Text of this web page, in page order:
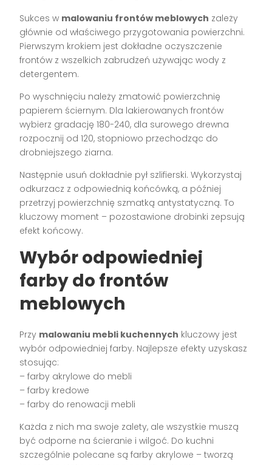
Sukces w malowaniu frontów meblowych zależy
głównie od właściwego przygotowania powierzchni.
Pierwszym krokiem jest dokładne oczyszczenie
frontów z wszelkich zabrudzeń używając wody z
detergentem.
Po wyschnięciu należy zmatowić powierzchnię
papierem ściernym. Dla lakierowanych frontów
wybierz gradację 180-240, dla surowego drewna
rozpocznij od 120, stopniowo przechodząc do
drobniejszego ziarna.
Następnie usuń dokładnie pył szlifierski. Wykorzystaj
odkurzacz z odpowiednią końcówką, a później
przetrzyj powierzchnię szmatką antystatyczną. To
kluczowy moment – pozostawione drobinki zepsują
efekt końcowy.
Wybór odpowiedniej
farby do frontów
meblowych
Przy malowaniu mebli kuchennych kluczowy jest
wybór odpowiedniej farby. Najlepsze efekty uzyskasz
stosując:
– farby akrylowe do mebli
– farby kredowe
– farby do renowacji mebli
Każda z nich ma swoje zalety, ale wszystkie muszą
być odporne na ścieranie i wilgoć. Do kuchni
szczególnie polecane są farby akrylowe – tworzą